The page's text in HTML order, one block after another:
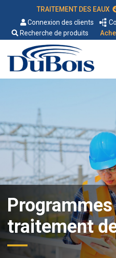
Connexion des clients
Recherche de produits
Programmes
traitement